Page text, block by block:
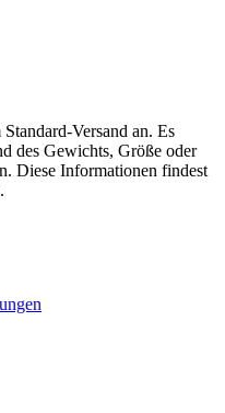
Versand an. Es
des Gewichts, Größe oder
Diese Informationen findest